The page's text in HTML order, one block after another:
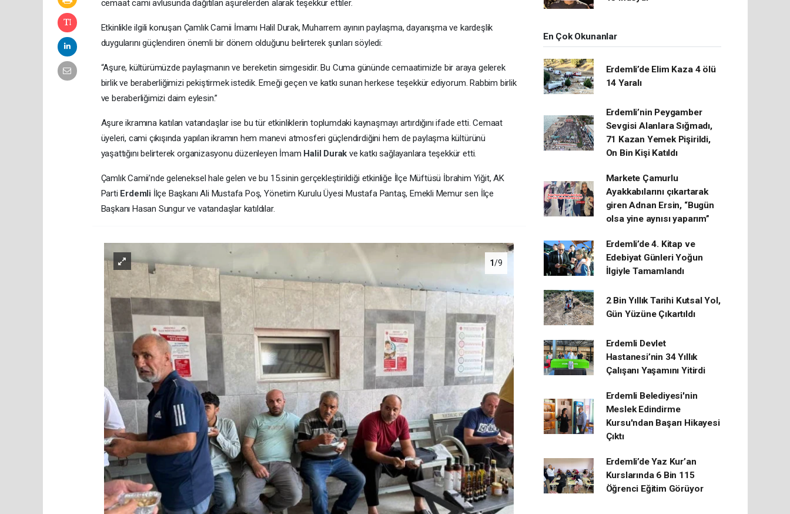
cemaat cami avlusunda dağıtılan aşurelerden alarak teşekkür ettiler.
Etkinlikle ilgili konuşan Çamlık Camii İmamı Halil Durak, Muharrem ayının paylaşma, dayanışma ve kardeşlik
duygularını güçlendiren önemli bir dönem olduğunu belirterek şunları söyledi:
“Aşure, kültürümüzde paylaşmanın ve bereketin simgesidir. Bu Cuma gününde cemaatimizle bir araya gelerek
birlik ve beraberliğimizi pekiştirmek istedik. Emeği geçen ve katkı sunan herkese teşekkür ediyorum. Rabbim birlik
ve beraberliğimizi daim eylesin.”
Aşure ikramına katılan vatandaşlar ise bu tür etkinliklerin toplumdaki kaynaşmayı artırdığını ifade etti. Cemaat
üyeleri, cami çıkışında yapılan ikramın hem manevi atmosferi güçlendirdiğini hem de paylaşma kültürünü
yaşattığını belirterek organizasyonu düzenleyen İmam Halil Durakve katkı sağlayanlara teşekkür etti.
Çamlık Camii’nde geleneksel hale gelen ve bu 15.sinin gerçekleştirildiği etkinliğe İlçe Müftüsü İbrahim Yiğit, AK
Parti Erdemli İlçe Başkanı Ali Mustafa Poş, Yönetim Kurulu Üyesi Mustafa Pantaş, Emekli Memur sen İlçe
Başkanı Hasan Sungur ve vatandaşlar katıldılar.
1/9
En Çok Okunanlar
Erdemli’de Elim Kaza 4 ölü
14 Yaralı
Erdemli’nin Peygamber
Sevgisi Alanlara Sığmadı,
71 Kazan Yemek Pişirildi,
On Bin Kişi Katıldı
Markete Çamurlu
Ayakkabılarını çıkartarak
giren Adnan Ersin, “Bugün
olsa yine aynısı yaparım”
Erdemli’de 4. Kitap ve
Edebiyat Günleri Yoğun
İlgiyle Tamamlandı
2 Bin Yıllık Tarihi Kutsal Yol,
Gün Yüzüne Çıkartıldı
Erdemli Devlet
Hastanesi’nin 34 Yıllık
Çalışanı Yaşamını Yitirdi
Erdemli Belediyesi'nin
Meslek Edindirme
Kursu'ndan Başarı Hikayesi
Çıktı
Erdemli’de Yaz Kur’an
Kurslarında 6 Bin 115
Öğrenci Eğitim Görüyor